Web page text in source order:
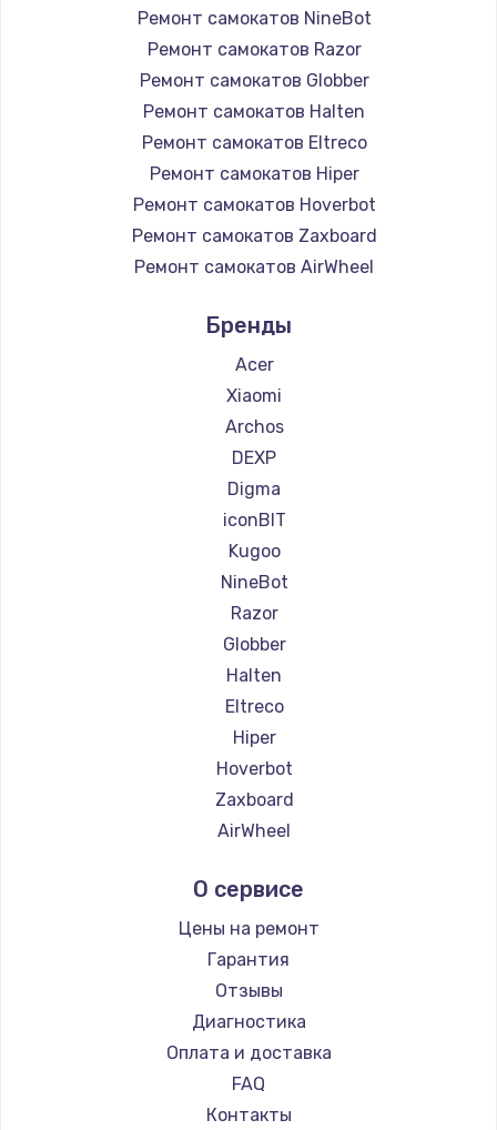
Ремонт самокатов NineBot
Ремонт самокатов Razor
Ремонт самокатов Globber
Ремонт самокатов Halten
Ремонт самокатов Eltreco
Ремонт самокатов Hiper
Ремонт самокатов Hoverbot
Ремонт самокатов Zaxboard
Ремонт самокатов AirWheel
Ремонт самокатов Hunter
Ремонт самокатов Shorner
Ремонт самокатов Joyor
Ремонт самокатов Minimotors
Ремонт самокатов Bork
Ремонт самокатов Segway
Ремонт самокатов KIRIN
Бренды
Acer
Xiaomi
Archos
DEXP
Digma
iconBIT
Kugoo
NineBot
Razor
Globber
Halten
Eltreco
Hiper
Hoverbot
Zaxboard
AirWheel
Hunter
Shorner
Joyor
Minimotors
Bork
Segway
KIRIN
О сервисе
Цены на ремонт
Гарантия
Отзывы
Диагностика
Оплата и доставка
FAQ
Контакты